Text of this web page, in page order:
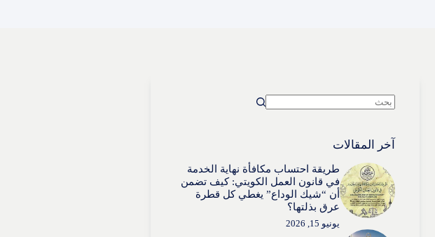
نتائج
آخر المقالات
طريقة احتساب مكافأة نهاية الخدمة
في قانون العمل الكويتي: كيف تضمن
أن “شيك الوداع” يغطي كل قطرة
عرق بذلتها؟
يونيو 15, 2026